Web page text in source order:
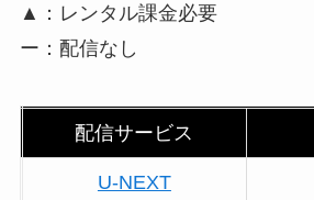
▲：レンタル課金必要
ー：配信なし
配信サービス
U-NEXT